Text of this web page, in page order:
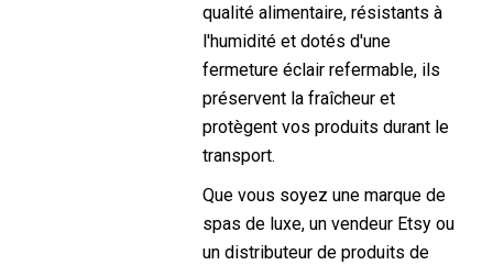
qualité alimentaire, résistants à
l'humidité et dotés d'une
fermeture éclair refermable, ils
préservent la fraîcheur et
protègent vos produits durant le
transport.
Que vous soyez une marque de
spas de luxe, un vendeur Etsy ou
un distributeur de produits de